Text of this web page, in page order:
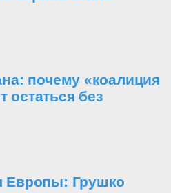
почему «коалиция
остаться без
Европы: Грушко